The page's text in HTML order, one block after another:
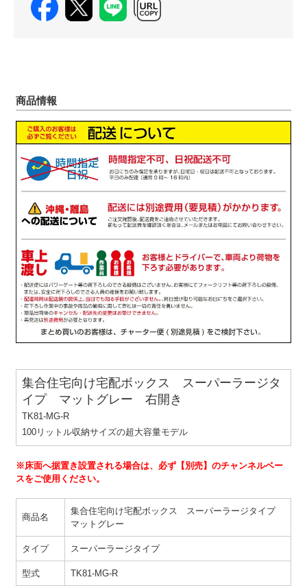
商品情報
集合住宅向け宅配ボックス スーパーラージタ
イプ マットグレー 右開き
TK81-MG-R
100リットル収納サイズの超大容量モデル
※床面へ据置き設置される場合は、必ず【別売】のチャンネルベー
スをご使用ください。
商品名
集合住宅向け宅配ボックス スーパーラージタイプ
マットグレー
タイプ スーパーラージタイプ
型式 TK81-MG-R